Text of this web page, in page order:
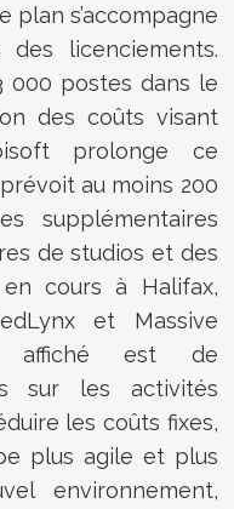
plan s’accompagne
des licenciements.
000 postes dans le
des coûts visant
prolonge ce
au moins 200
supplémentaires
de studios et des
cours à Halifax,
et Massive
affiché est de
sur les activités
les coûts fixes,
plus agile et plus
environnement,